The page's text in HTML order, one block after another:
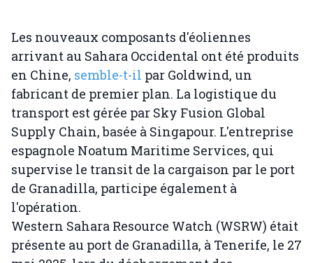
Les nouveaux composants d'éoliennes
arrivant au Sahara Occidental ont été produits
en Chine, semble-t-il par Goldwind, un
fabricant de premier plan. La logistique du
transport est gérée par Sky Fusion Global
Supply Chain, basée à Singapour. L'entreprise
espagnole Noatum Maritime Services, qui
supervise le transit de la cargaison par le port
de Granadilla, participe également à
l'opération.
Western Sahara Resource Watch (WSRW) était
présente au port de Granadilla, à Tenerife, le 27